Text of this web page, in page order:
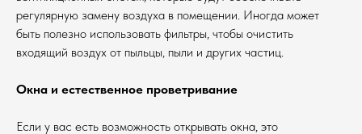
регулярную замену воздуха в помещении. Иногда может
быть полезно использовать фильтры, чтобы очистить
входящий воздух от пыльцы, пыли и других частиц.
Окна и естественное проветривание
Если у вас есть возможность открывать окна, это